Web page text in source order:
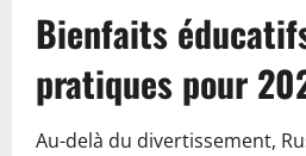
Bienfaits
pratiques pour
Au-delà du divertissement,